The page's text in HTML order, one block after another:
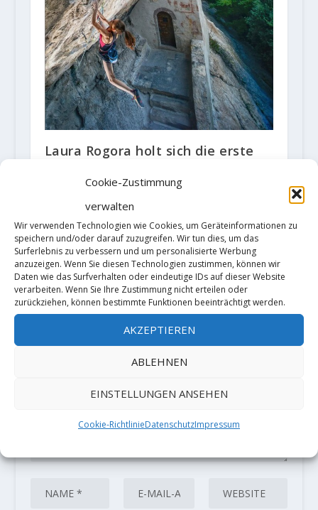
Cookie-Zustimmung
verwalten
Wir verwenden Technologien wie Cookies, um Geräteinformationen zu
speichern und/oder darauf zuzugreifen. Wir tun dies, um das
Surferlebnis zu verbessern und um personalisierte Werbung
anzuzeigen. Wenn Sie diesen Technologien zustimmen, können wir
Daten wie das Surfverhalten oder eindeutige IDs auf dieser Website
verarbeiten. Wenn Sie Ihre Zustimmung nicht erteilen oder
zurückziehen, können bestimmte Funktionen beeinträchtigt werden.
AKZEPTIEREN
ABLEHNEN
EINSTELLUNGEN ANSEHEN
Cookie-RichtlinieDatenschutzImpressum
Laura Rogora holt sich die erste
4. Oktober 2021
HINTERLASSE EINE ANTWORT
Deine E-Mail-Adresse wird nicht
veröffentlicht. Erforderliche Felder
sind mit*markiert